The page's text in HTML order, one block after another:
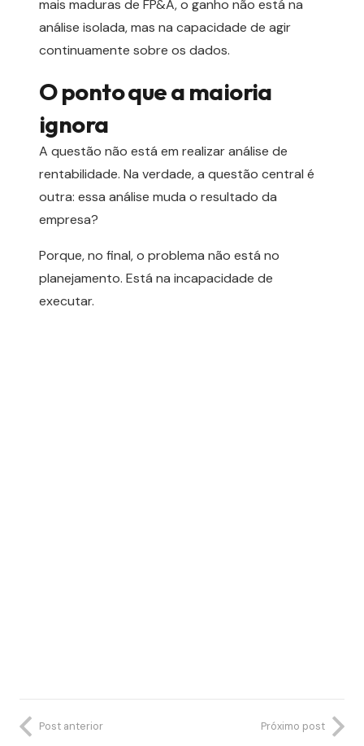
mais maduras de FP&A, o ganho não está na
análise isolada, mas na capacidade de agir
continuamente sobre os dados.
O ponto que a maioria
ignora
A questão não está em realizar análise de
rentabilidade. Na verdade, a questão central é
outra: essa análise muda o resultado da
empresa?
Porque, no final, o problema não está no
planejamento. Está na incapacidade de
executar.
Post anterior Próximo post